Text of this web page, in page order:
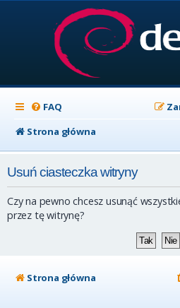
FAQ
Strona główna
Usuń ciasteczka witryny
Czy na pewno chcesz usunąć
przez tę witrynę?
Strona główna